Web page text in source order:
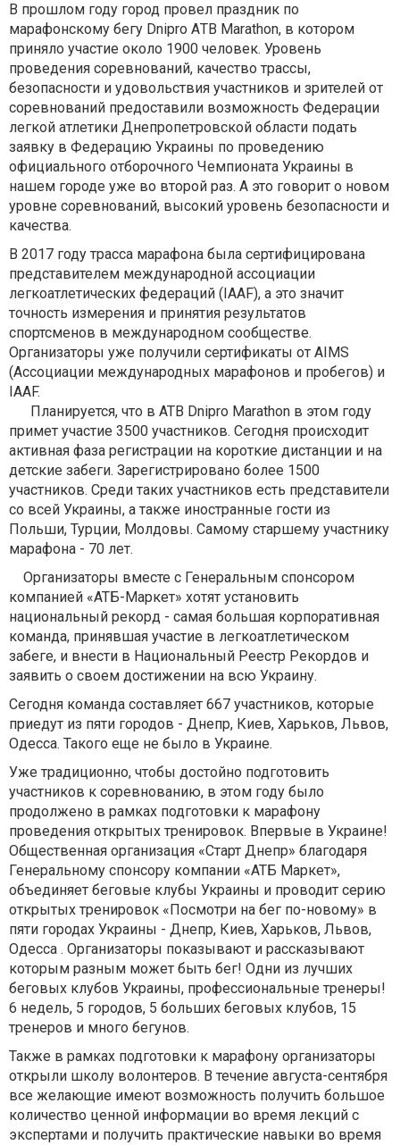
В прошлом году город провел праздник по
марафонскому бегу Dnipro АTB Marathon, в котором
приняло участие около 1900 человек. Уровень
проведения соревнований, качество трассы,
безопасности и удовольствия участников и зрителей от
соревнований предоставили возможность Федерации
легкой атлетики Днепропетровской области подать
заявку в Федерацию Украины по проведению
официального отборочного Чемпионата Украины в
нашем городе уже во второй раз. А это говорит о новом
уровне соревнований, высокий уровень безопасности и
качества.
В 2017 году трасса марафона была сертифицирована
представителем международной ассоциации
легкоатлетических федераций (IAAF), а это значит
точность измерения и принятия результатов
спортсменов в международном сообществе.
Организаторы уже получили сертификаты от AIMS
(Ассоциации международных марафонов и пробегов) и
IAAF.
Планируется, что в ATB Dnipro Marathon в этом году
примет участие 3500 участников. Сегодня происходит
активная фаза регистрации на короткие дистанции и на
детские забеги. Зарегистрировано более 1500
участников. Среди таких участников есть представители
со всей Украины, а также иностранные гости из
Польши, Турции, Молдовы. Самому старшему участнику
марафона - 70 лет.
Организаторы вместе с Генеральным спонсором
компанией «АТБ-Маркет» хотят установить
национальный рекорд - самая большая корпоративная
команда, принявшая участие в легкоатлетическом
забеге, и внести в Национальный Реестр Рекордов и
заявить о своем достижении на всю Украину.
Сегодня команда составляет 667 участников, которые
приедут из пяти городов - Днепр, Киев, Харьков, Львов,
Одесса. Такого еще не было в Украине.
Уже традиционно, чтобы достойно подготовить
участников к соревнованию, в этом году было
продолжено в рамках подготовки к марафону
проведения открытых тренировок. Впервые в Украине!
Общественная организация «Старт Днепр» благодаря
Генеральному спонсору компании «АТБ Маркет»,
объединяет беговые клубы Украины и проводит серию
открытых тренировок «Посмотри на бег по-новому» в
пяти городах Украины - Днепр, Киев, Харьков, Львов,
Одесса . Организаторы показывают и рассказывают
которым разным может быть бег! Одни из лучших
беговых клубов Украины, профессиональные тренеры!
6 недель, 5 городов, 5 больших беговых клубов, 15
тренеров и много бегунов.
Также в рамках подготовки к марафону организаторы
открыли школу волонтеров. В течение августа-сентября
все желающие имеют возможность получить большое
количество ценной информации во время лекций с
экспертами и получить практические навыки во время